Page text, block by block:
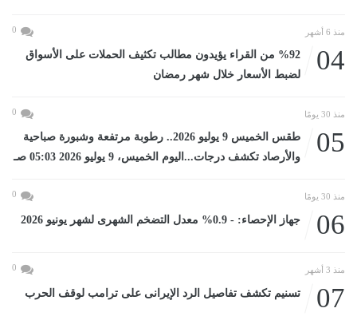
منذ 6 أشهر 0
04
%92 من القراء يؤيدون مطالب تكثيف الحملات على الأسواق
لضبط الأسعار خلال شهر رمضان
منذ 30 يومًا 0
05
طقس الخميس 9 يوليو 2026.. رطوبة مرتفعة وشبورة صباحية
والأرصاد تكشف درجات...اليوم الخميس، 9 يوليو 2026 05:03 صـ
منذ 30 يومًا 0
06 جهاز الإحصاء: - 0.9% معدل التضخم الشهرى لشهر يونيو 2026
منذ 3 أشهر 0
07 تسنيم تكشف تفاصيل الرد الإيرانى على ترامب لوقف الحرب